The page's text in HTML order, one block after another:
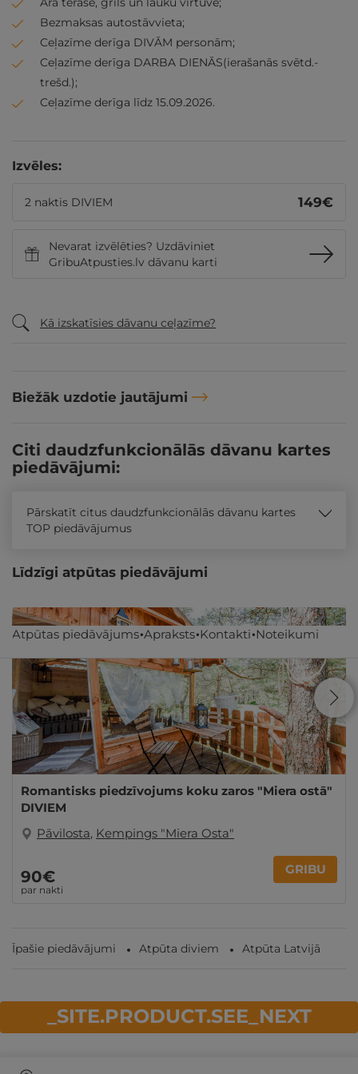
Bezmaksas autostāvvieta;
Ceļazīme derīga DIVĀM personām;
Ceļazīme derīga DARBA DIENĀS(ierašanās svētd.-
trešd.);
Ceļazīme derīga līdz 15.09.2026.
Izvēles:
2 naktis DIVIEM 149€
Nevarat izvēlēties? Uzdāviniet
GribuAtpusties.lv dāvanu karti
Kā izskatīsies dāvanu ceļazīme?
Biežāk uzdotie jautājumi
Atpūtas piedāvājums Apraksts Kontakti Noteikumi
Citi daudzfunkcionālās dāvanu kartes
piedāvājumi:
Pārskatīt citus daudzfunkcionālās dāvanu kartes
TOP piedāvājumus
Līdzīgi atpūtas piedāvājumi
Romantisks piedzīvojums koku zaros "Miera ostā"
DIVIEM
Pāvilosta, Kempings "Miera Osta"
90€
par nakti
GRIBU
Īpašie piedāvājumi Atpūta diviem Atpūta Latvijā
_SITE.PRODUCT.SEE_NEXT